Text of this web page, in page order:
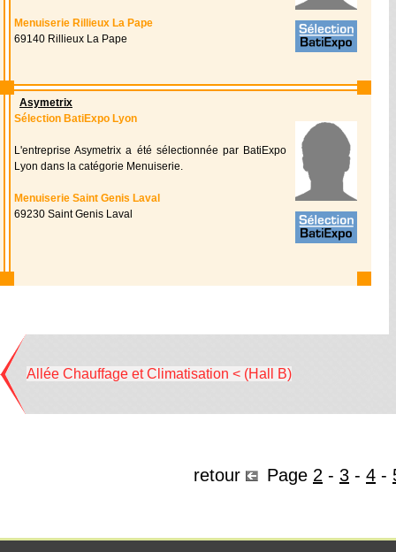
Menuiserie Rillieux La Pape
69140 Rillieux La Pape
Asymetrix
Sélection BatiExpo Lyon
L'entreprise Asymetrix a été sélectionnée par BatiExpo
Lyon dans la catégorie Menuiserie.
Menuiserie Saint Genis Laval
69230 Saint Genis Laval
Allée Chauffage et Climatisation < (Hall B)
retour Page 2 - 3 - 4 -